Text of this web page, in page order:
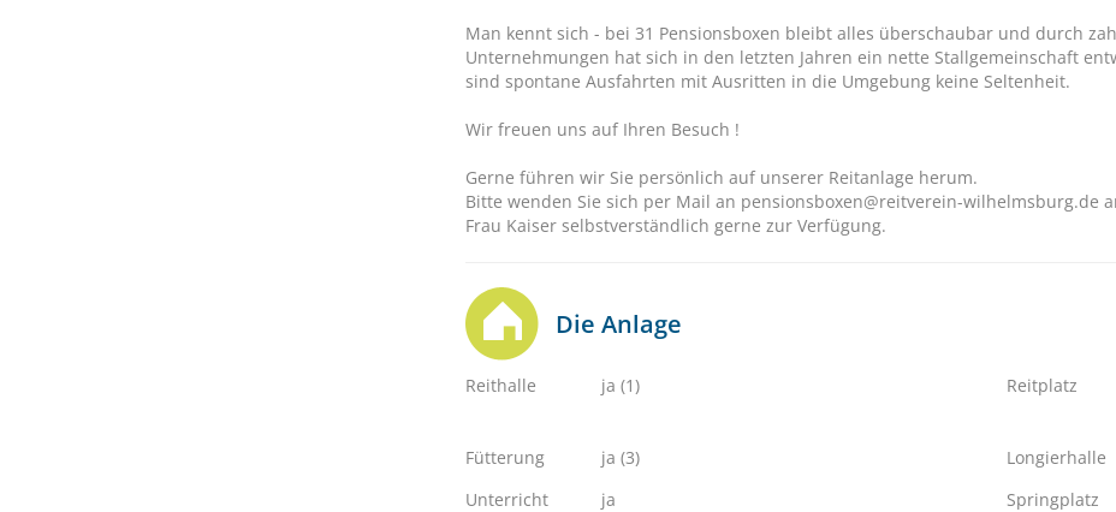
Man kennt sich - bei 31 Pensionsboxen bleibt alles überschaubar und durch
Unternehmungen hat sich in den letzten Jahren ein nette Stallgemeinschaft
sind spontane Ausfahrten mit Ausritten in die Umgebung keine Seltenheit.
Wir freuen uns auf Ihren Besuch !
Gerne führen wir Sie persönlich auf unserer Reitanlage herum.
Bitte wenden Sie sich per Mail an pensionsboxen@reitverein-wilhelmsburg.de
Frau Kaiser selbstverständlich gerne zur Verfügung.
Die Anlage
Reithalle ja (1) Reitplatz
Fütterung
ja (3) Longierhalle
Unterricht
ja Springplatz